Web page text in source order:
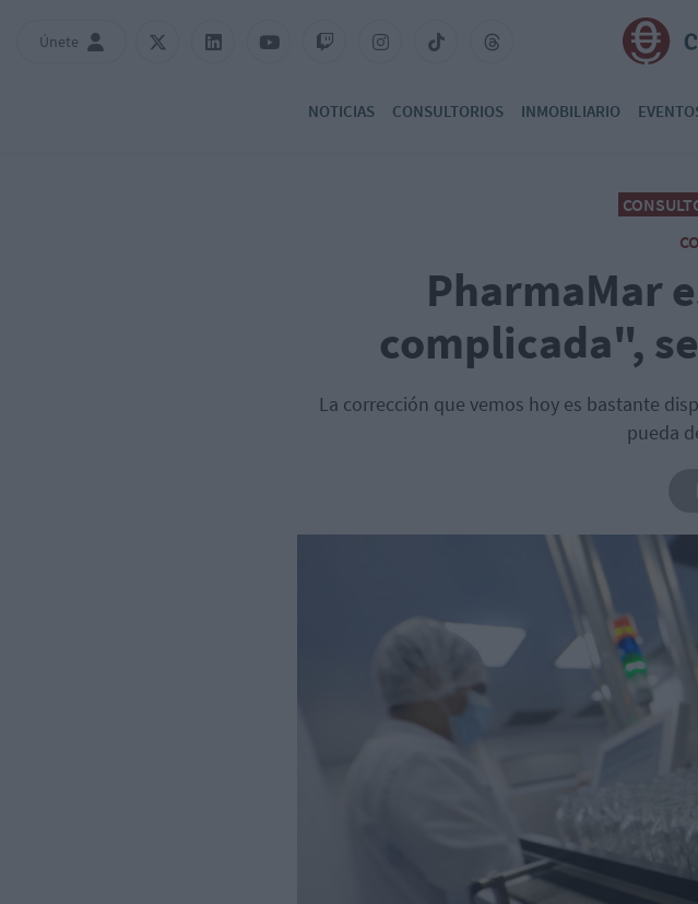
Únete
NOTICIAS CONSULTORIOS INMOBILIARIO
PharmaMar
complicada",
La corrección que vemos hoy es bastante
pueda